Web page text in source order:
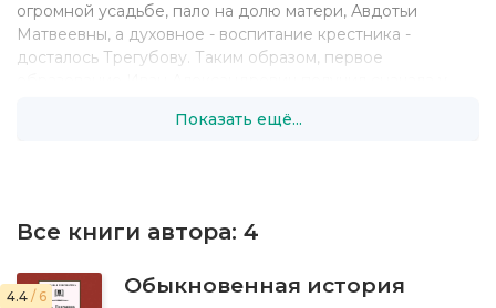
огромной усадьбе, пало на долю матери, Авдотьи
Матвеевны, а духовное - воспитание крестника -
досталось Трегубову. Таким образом, первое
руководил священник, а уже десятилетним стал учиться
и вспоминал эти годы с отвращением. Директор
его не интересовало, стояла бы тишина. Среди учителей
Показать ещё...
Все книги автора: 4
4.4 / 6 Обыкновенная история